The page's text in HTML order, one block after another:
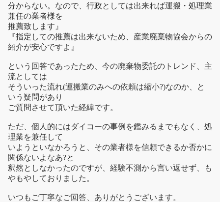
分からない。なので、行政としては出来れば運搬・処理業
兼任の業者様を
推薦致します』
『指定しての推薦は出来ないため、産業廃棄物協会からの
紹介が安心ですよ』
という回答であったため、今の廃棄物委託のトレンド、主
流としては
そういった流れ(運搬業のみへの依頼は縮小?)なのか、と
いう疑問があり
ご質問させて頂いた経緯です。
ただ、個人的にはダイコーの事例を鑑みるまでもなく、処
理業を兼任して
いようといなかろうと、その業者様を信頼できるか否かに
関係ないよなあ?と
釈然としなかったのですが、経験不測から言い返せず、も
やもやしておりました。
いつもご丁寧なご回答、ありがとうございます。